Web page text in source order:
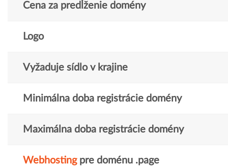
Cena za predĺženie domény
Logo
Vyžaduje sídlo v krajine
Minimálna doba registrácie domény
Maximálna doba registrácie domény
Webhostingpre doménu .page